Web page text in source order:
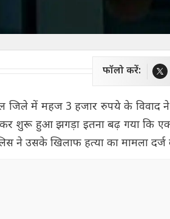
फॉलो करें:
जिले में महज 3 हजार रुपये के विवाद ने
शुरू हुआ झगड़ा इतना बढ़ गया कि
ने उसके खिलाफ हत्या का मामला